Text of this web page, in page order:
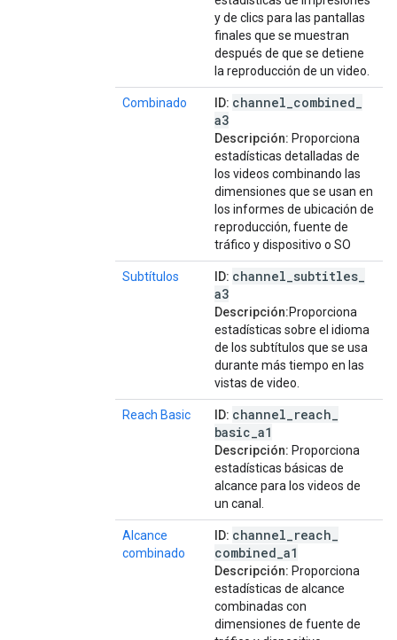
y de clics para las pantallas
finales que se muestran
después de que se detiene
la reproducción de un video.
Combinado ID: channel combined
a3
Descripción: Proporciona
estadísticas detalladas de
los videos combinando las
dimensiones que se usan en
los informes de ubicación de
reproducción, fuente de
tráfico y dispositivo o SO
Subtítulos ID: channel subtitles
a3
Descripción:Proporciona
estadísticas sobre el idioma
de los subtítulos que se usa
durante más tiempo en las
vistas de video.
Reach Basic ID: channel reach
basic a1
Descripción: Proporciona
estadísticas básicas de
alcance para los videos de
un canal.
Alcance
combinado
ID: channel reach
combined a1
Descripción: Proporciona
estadísticas de alcance
combinadas con
dimensiones de fuente de